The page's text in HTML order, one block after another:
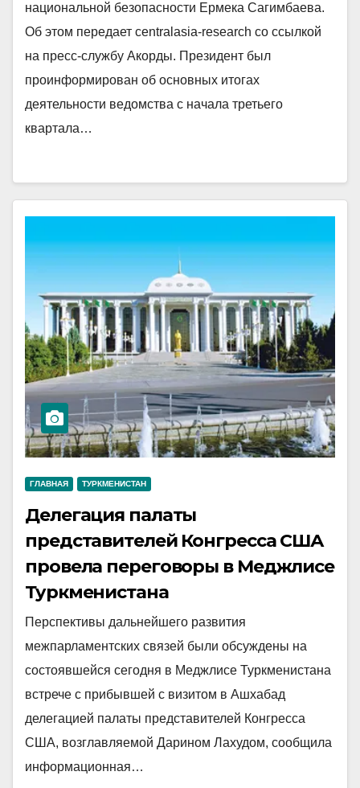
национальной безопасности Ермека Сагимбаева.
Об этом передает centralasia-research со ссылкой
на пресс-службу Акорды. Президент был
проинформирован об основных итогах
деятельности ведомства с начала третьего
квартала…
ГЛАВНАЯ ТУРКМЕНИСТАН
Делегация палаты
представителей Конгресса США
провела переговоры в Меджлисе
Туркменистана
Перспективы дальнейшего развития
межпарламентских связей были обсуждены на
состоявшейся сегодня в Меджлисе Туркменистана
встрече с прибывшей с визитом в Ашхабад
делегацией палаты представителей Конгресса
США, возглавляемой Дарином Лахудом, сообщила
информационная…